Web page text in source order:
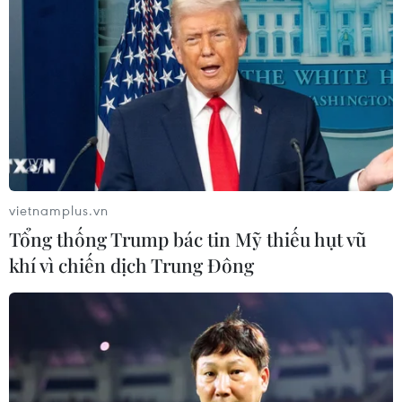
Dương và đội khách Thể Công-Viettel, cùng với
đó là màn so tài giữa đội đầu bảng Thép Xanh
Nam Định với đối thủ đầy khó chịu đang xếp
trong top 4 là Câu lạc bộ MerryLand Quy Nhơn
Bình Định./.
vietnamplus.vn
Tổng thống Trump bác tin Mỹ thiếu hụt vũ
khí vì chiến dịch Trung Đông